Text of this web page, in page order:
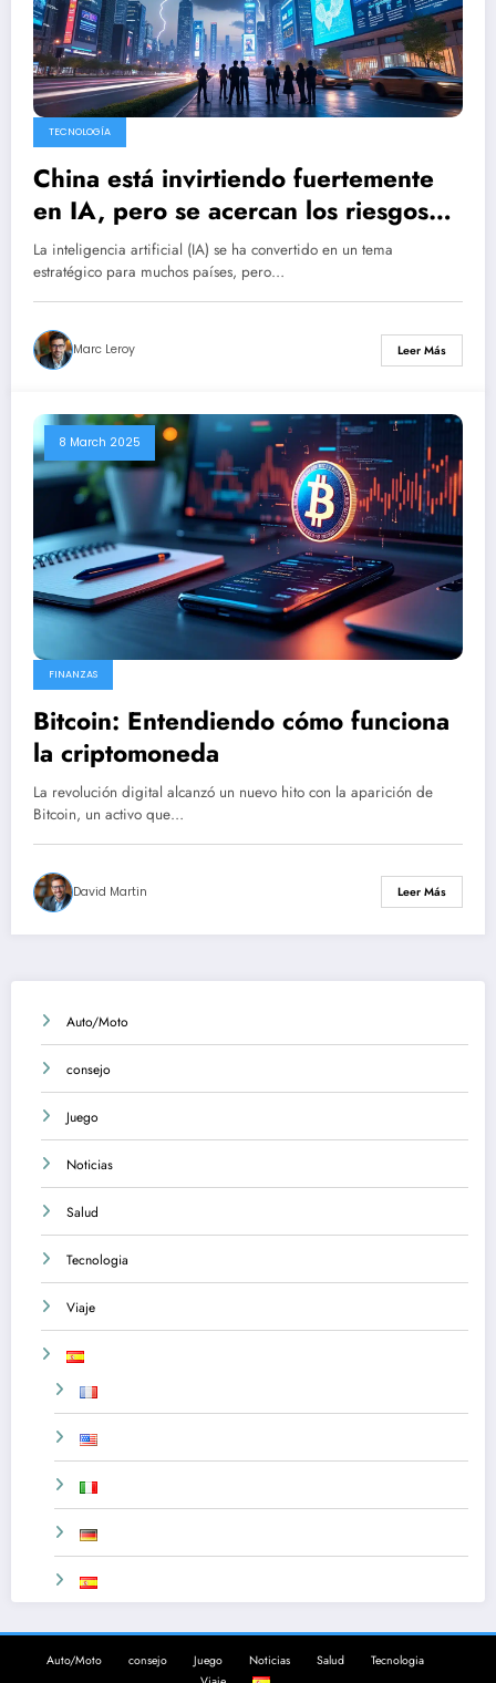
TECNOLOGÍA
China está invirtiendo fuertemente
en IA, pero se acercan los riesgos
de una crisis.
La inteligencia artificial (IA) se ha convertido en un tema
estratégico para muchos países, pero…
Marc Leroy Leer Más
8 March 2025
FINANZAS
Bitcoin: Entendiendo cómo funciona
la criptomoneda
La revolución digital alcanzó un nuevo hito con la aparición de
Bitcoin, un activo que…
David Martin Leer Más
Auto/Moto
consejo
Juego
Noticias
Salud
Tecnologia
Viaje
Auto/Moto consejo Juego Noticias Salud
Tecnologia